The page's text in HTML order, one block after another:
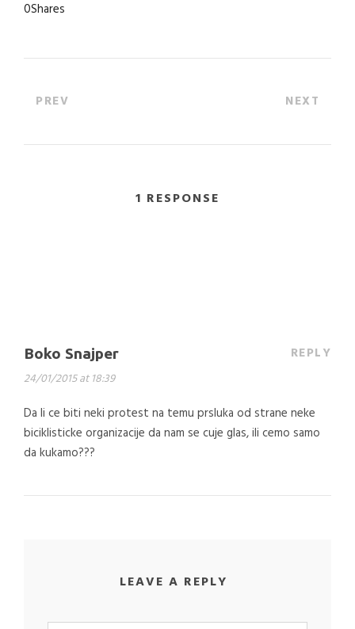
0Shares
PREV NEXT
1 RESPONSE
Boko Snajper
24/01/2015 at 18:39
REPLY
Da li ce biti neki protest na temu prsluka od strane neke
biciklisticke organizacije da nam se cuje glas, ili cemo samo
da kukamo???
LEAVE A REPLY